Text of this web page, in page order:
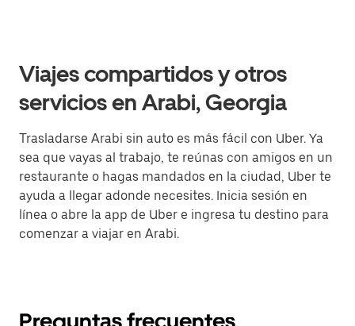
Viajes compartidos y otros
servicios en Arabi, Georgia
Trasladarse Arabi sin auto es más fácil con Uber. Ya
sea que vayas al trabajo, te reúnas con amigos en un
restaurante o hagas mandados en la ciudad, Uber te
ayuda a llegar adonde necesites. Inicia sesión en
línea o abre la app de Uber e ingresa tu destino para
comenzar a viajar en Arabi.